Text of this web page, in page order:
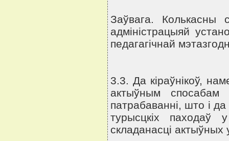
Заўвага. Колькасны
адмiнiстрацыяй
педагагiчнай
3.3. Да кiраўнiкоў,
актыўным
патрабаваннi, што i да
турысцкiх паходаў
складанасцi актыўных